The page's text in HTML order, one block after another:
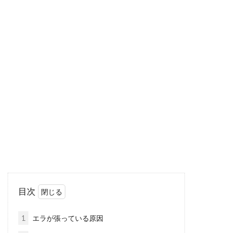
「最近、枕が臭い…」と奥様に言われたことの
ある男性もいらっしゃるのではないでしょう
目次
1 エラが張っている原因